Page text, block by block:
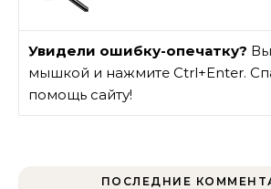
Увидели ошибку-опечатку?
мышкой и нажмите Ctrl+Enter.
помощь сайту!
ПОСЛЕДНИЕ